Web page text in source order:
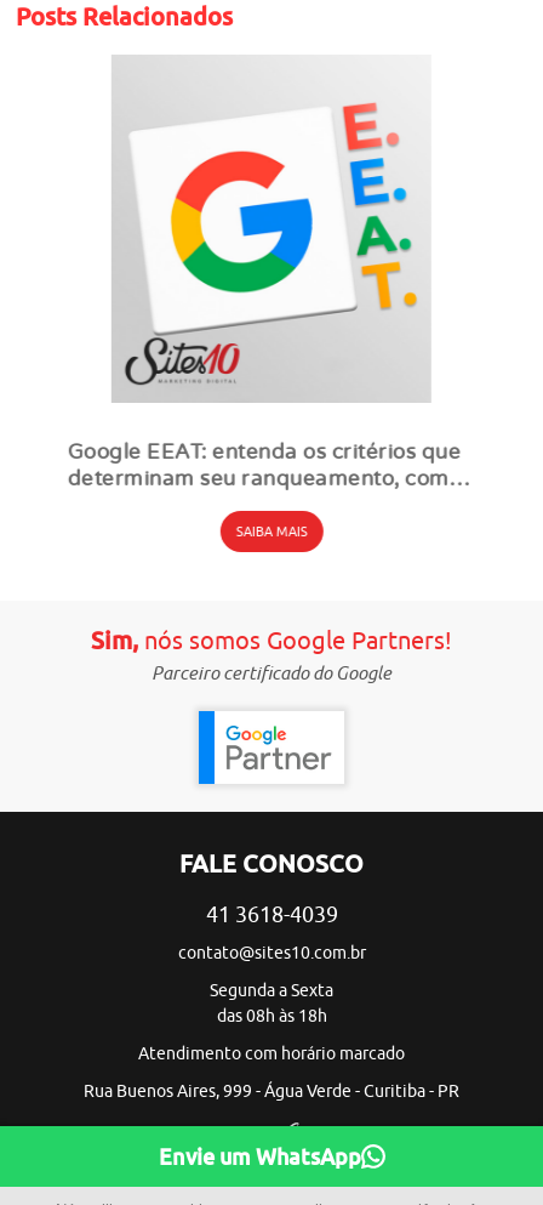
Posts Relacionados
Google EEAT: entenda os critérios que
determinam seu ranqueamento, como
SAIBA MAIS
Sim,nós somos Google Partners!
Parceiro certificado do Google
FALE CONOSCO
41 3618-4039
contato@sites10.com.br
Segunda a Sexta
das 08h às 18h
Atendimento com horário marcado
Rua Buenos Aires, 999 - Água Verde - Curitiba - PR
Envie um WhatsApp